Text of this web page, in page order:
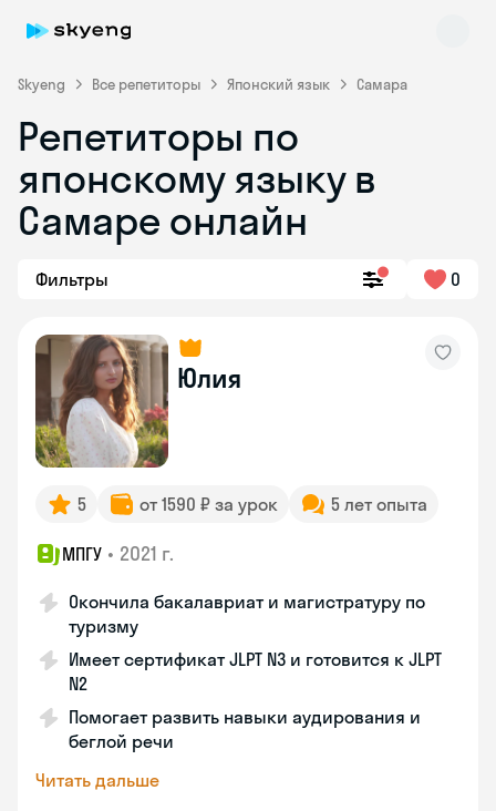
Skyeng Все репетиторы Японский язык Самара
Репетиторы по
японскому языку в
Самаре онлайн
Фильтры 0
Юлия
5 от 1590 ₽ за урок 5 лет опыта
МПГУ • 2021 г.
Окончила бакалавриат и магистратуру по
туризму
Имеет сертификат JLPT N3 и готовится к JLPT
N2
Помогает развить навыки аудирования и
беглой речи
Читать дальше
Skyeng Chat